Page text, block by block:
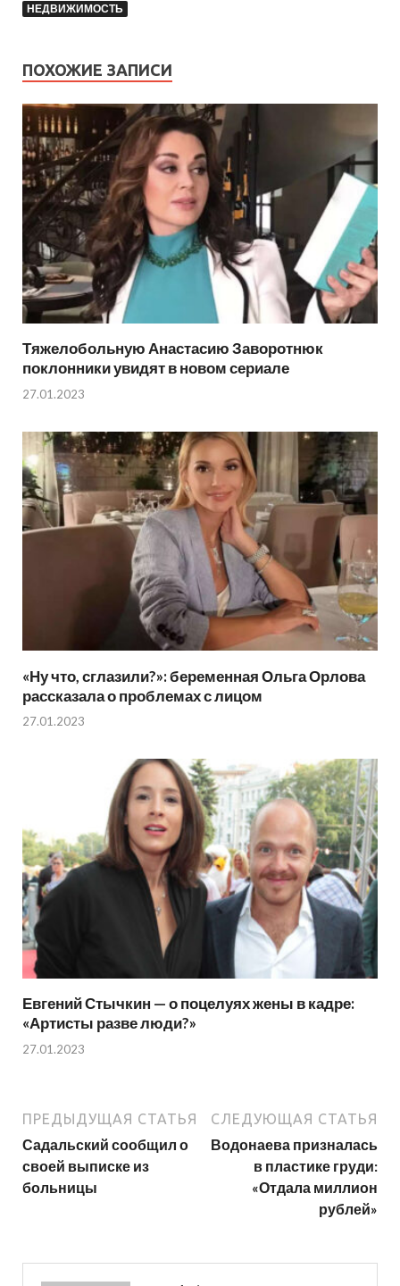
НЕДВИЖИМОСТЬ
ПОХОЖИЕ ЗАПИСИ
Тяжелобольную Анастасию Заворотнюк
поклонники увидят в новом сериале
27.01.2023
«Ну что, сглазили?»: беременная Ольга Орлова
рассказала о проблемах с лицом
27.01.2023
Евгений Стычкин — о поцелуях жены в кадре:
«Артисты разве люди?»
27.01.2023
ПРЕДЫДУЩАЯ СТАТЬЯ
Садальский сообщил о
своей выписке из
больницы
СЛЕДУЮЩАЯ СТАТЬЯ
Водонаева призналась
в пластике груди:
«Отдала миллион
рублей»